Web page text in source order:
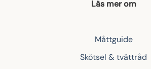
Läs mer om
Måttguide
Skötsel & tvättråd